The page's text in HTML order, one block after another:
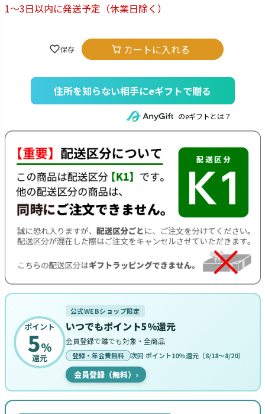
1～3日以内に発送予定 （休業日除く）
カートに入れる
住所を知らない相手にeギフトで贈る
のeギフトとは？
ポイント
5%
還元
公式WEBショップ限定
いつでもポイント5%還元
会員登録で誰でも対象・全商品
登録・年会費無料 次回 ポイント10%還元（8/18〜8/20）
会員登録（無料） ›